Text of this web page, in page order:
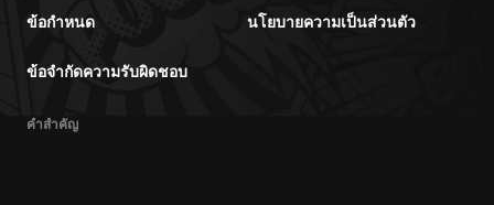
ข้อกำหนด นโยบายความเป็นส่วนตัว
ข้อจำกัดความรับผิดชอบ
คำสำคัญ